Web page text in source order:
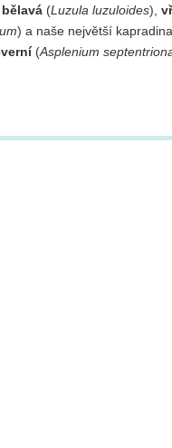
(Luzula luzuloides),
) a naše největší kapradina
(Asplenium